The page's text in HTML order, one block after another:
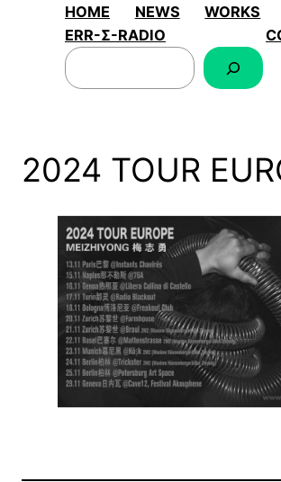
HOME NEWS WORKS
ERR-Σ-RADIO
搜
索
2024 TOUR